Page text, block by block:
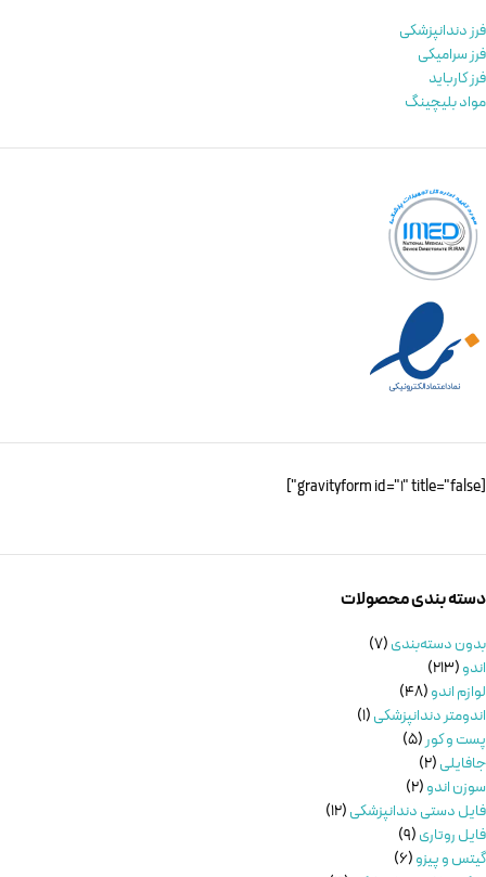
فرز دندانپزشکی
فرز سرامیکی
فرز کارباید
مواد بلیچینگ
[gravityform id="1" title="false"]
دسته بندی محصولات
بدون دسته‌بندی 7
اندو 213
لوازم اندو 48
اندومتر دندانپزشکی 1
پست و کور 5
جافایلی 2
سوزن اندو 2
فایل دستی دندانپزشکی 12
فایل روتاری 9
گیتس و پیزو 6